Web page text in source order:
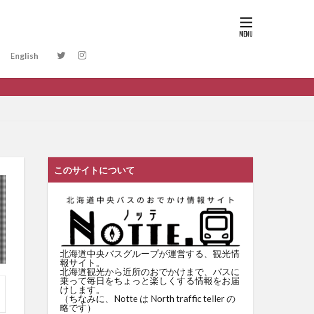
English
このサイトについて
北海道中央バスグループが運営する、観光情
報サイト。
北海道観光から近所のおでかけまで、バスに
乗って毎日をちょっと楽しくする情報をお届
けします。
（ちなみに、Notte は North traffic teller の
略です）